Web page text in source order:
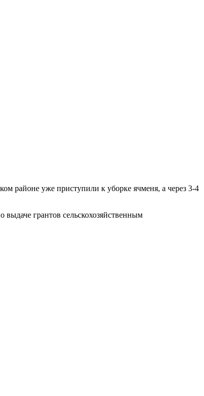
районе уже приступили к уборке ячменя, а через 3-4
грантов сельскохозяйственным